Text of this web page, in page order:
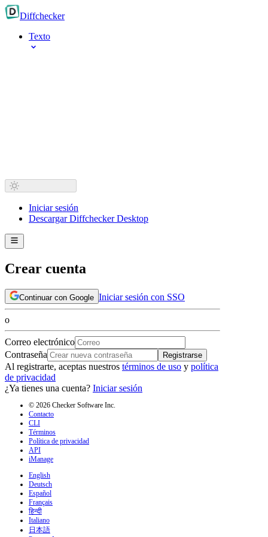
Diffchecker
Texto
Iniciar sesión
Descargar Diffchecker Desktop
Crear cuenta
Continuar con Google Iniciar sesión con SSO
o
Correo electrónico
Contraseña
Registrarse
Al registrarte, aceptas nuestros términos de uso y política
de privacidad
¿Ya tienes una cuenta? Iniciar sesión
© 2026 Checker Software Inc.
Contacto
CLI
Términos
Política de privacidad
API
iManage
English
Deutsch
Español
Français
हिन्दी
Italiano
日本語